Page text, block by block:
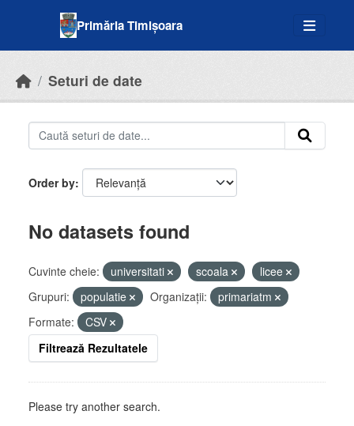
Primăria Timișoara
Seturi de date
Order by
No datasets found
Cuvinte cheie: universitati scoala
licee
Grupuri:
populatie Organizații:
primariatm
Formate:
CSV
Filtrează Rezultatele
Please try another search.